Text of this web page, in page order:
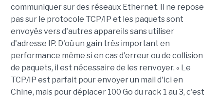
communiquer sur des réseaux Ethernet. Il ne repose
pas sur le protocole TCP/IP et les paquets sont
envoyés vers d'autres appareils sans utiliser
d'adresse IP. D'où un gain très important en
performance même si en cas d'erreur ou de collision
de paquets, il est nécessaire de les renvoyer. « Le
TCP/IP est parfait pour envoyer un mail d'ici en
Chine, mais pour déplacer 100 Go du rack 1 au 3, c'est